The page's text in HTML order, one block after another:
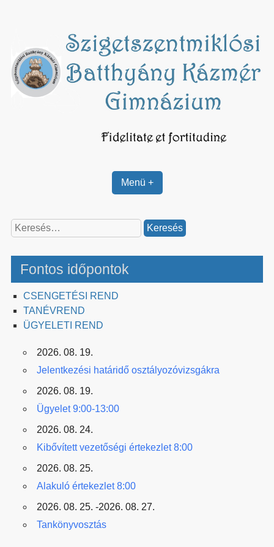
Menü +
Keresés:
Fontos időpontok
CSENGETÉSI REND
TANÉVREND
ÜGYELETI REND
2026. 08. 19.
Jelentkezési határidő osztályozóvizsgákra
2026. 08. 19.
Ügyelet 9:00-13:00
2026. 08. 24.
Kibővített vezetőségi értekezlet 8:00
2026. 08. 25.
Alakuló értekezlet 8:00
2026. 08. 25. -2026. 08. 27.
Tankönyvosztás